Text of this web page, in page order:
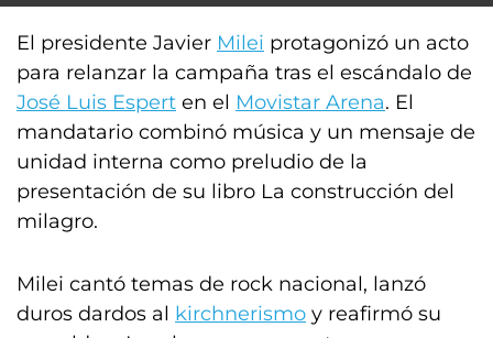
El presidente Javier Milei protagonizó un acto
para relanzar la campaña tras el escándalo de
José Luis Espert en el Movistar Arena. El
mandatario combinó música y un mensaje de
unidad interna como preludio de la
presentación de su libro La construcción del
milagro.
Milei cantó temas de rock nacional, lanzó
duros dardos al kirchnerismo y reafirmó su